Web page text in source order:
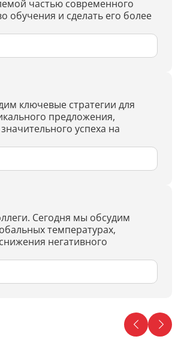
частью современного
и сделать его более
ключевые стратегии для
предложения,
успеха на
Сегодня мы обсудим
температурах,
негативного